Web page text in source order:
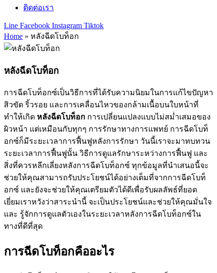
ติดต่อเรา
Line Facebook Instagram Tiktok
Home » หลังฉีดโบท็อก
หลังฉีดโบท็อก
การฉีดโบท็อกซ์เป็นวิธีการที่ได้รับความนิยมในการแก้ไขปัญหา
สิวขัด ริ้วรอย และการเคลื่อนไหวของกล้ามเนื้อบนใบหน้าที่
ทำให้เกิด หลังฉีดโบท็อก การเปลี่ยนแปลงแบบไม่สม่ำเสมอของ
ผิวหน้า แต่เหมือนกับทุกๆ การรักษาทางการแพทย์ การฉีดโบท็
อกซ์ก็มีระยะเวลาการฟื้นฟูหลังการรักษา วันนี้เราจะมาทบทวน
ระยะเวลาการฟื้นฟูนั้น วิธีการดูแลรักษาระหว่างการฟื้นฟู และ
สิ่งที่ควรหลีกเลี่ยงหลังการฉีดโบท็อกซ์ ทุกข้อมูลที่นำเสนอนี้จะ
ช่วยให้คุณสามารถรับประโยชน์ได้อย่างเต็มที่จากการฉีดโบท็
อกซ์ และยังจะช่วยให้คุณเตรียมตัวได้ดีเพื่อรับผลลัพธ์ที่ยอด
เยี่ยมเราหวังว่าสาระนำนี้ จะเป็นประโยชน์และช่วยให้คุณมั่นใจ
และ รู้จักการดูแลตัวเองในระยะเวลาหลังการฉีดโบท็อกซ์ใน
ทางที่ดีที่สุด
การฉีดโบท็อกคืออะไร